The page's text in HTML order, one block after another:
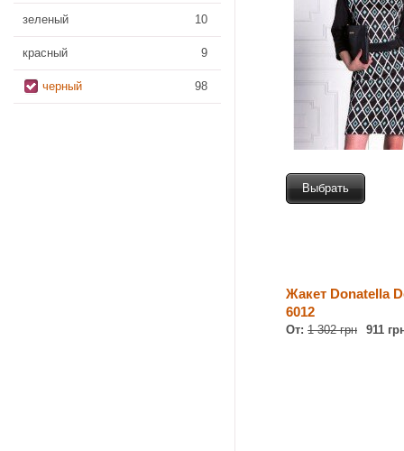
зеленый 10
красный 9
черный 98
Выбрать
Жакет Donatella
6012
От: 1 302 грн 911